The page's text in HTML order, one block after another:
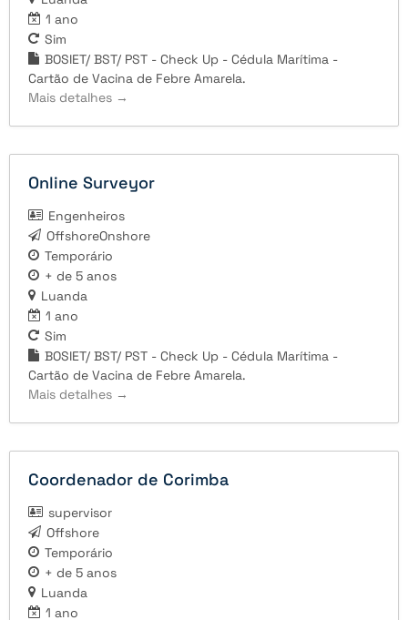
1 ano
Sim
BOSIET/ BST/ PST - Check Up - Cédula Marítima -
Cartão de Vacina de Febre Amarela.
Mais detalhes
Online Surveyor
Engenheiros
OffshoreOnshore
Temporário
+ de 5 anos
Luanda
1 ano
Sim
BOSIET/ BST/ PST - Check Up - Cédula Marítima -
Cartão de Vacina de Febre Amarela.
Mais detalhes
Coordenador de Corimba
supervisor
Offshore
Temporário
+ de 5 anos
Luanda
1 ano